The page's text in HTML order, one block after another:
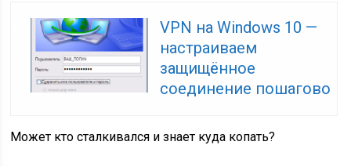
VPN на Windows 10 —
настраиваем
защищённое
соединение пошагово
Может кто сталкивался и знает куда копать?